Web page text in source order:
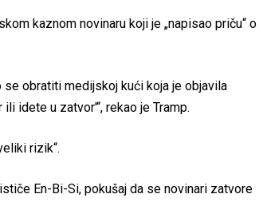
kaznom novinaru koji je „napisao priču“ o
se obratiti medijskoj kući koja je objavila
idete u zatvor'“, rekao je Tramp.
rizik“.
En-Bi-Si, pokušaj da se novinari zatvore